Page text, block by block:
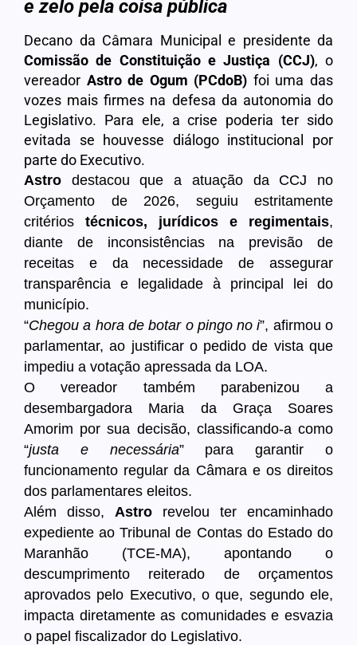
e zelo pela coisa pública
Decano da Câmara Municipal e presidente da
Comissão de Constituição e Justiça (CCJ), o
vereador Astro de Ogum (PCdoB) foi uma das
vozes mais firmes na defesa da autonomia do
Legislativo. Para ele, a crise poderia ter sido
evitada se houvesse diálogo institucional por
parte do Executivo.
Astro destacou que a atuação da CCJ no
Orçamento de 2026, seguiu estritamente
critérios técnicos, jurídicos e regimentais,
diante de inconsistências na previsão de
receitas e da necessidade de assegurar
transparência e legalidade à principal lei do
município.
“Chegou a hora de botar o pingo no i”, afirmou o
parlamentar, ao justificar o pedido de vista que
impediu a votação apressada da LOA.
O vereador também parabenizou a
desembargadora Maria da Graça Soares
Amorim por sua decisão, classificando-a como
“justa e necessária” para garantir o
funcionamento regular da Câmara e os direitos
dos parlamentares eleitos.
Além disso, Astro revelou ter encaminhado
expediente ao Tribunal de Contas do Estado do
Maranhão (TCE-MA), apontando o
descumprimento reiterado de orçamentos
aprovados pelo Executivo, o que, segundo ele,
impacta diretamente as comunidades e esvazia
o papel fiscalizador do Legislativo.